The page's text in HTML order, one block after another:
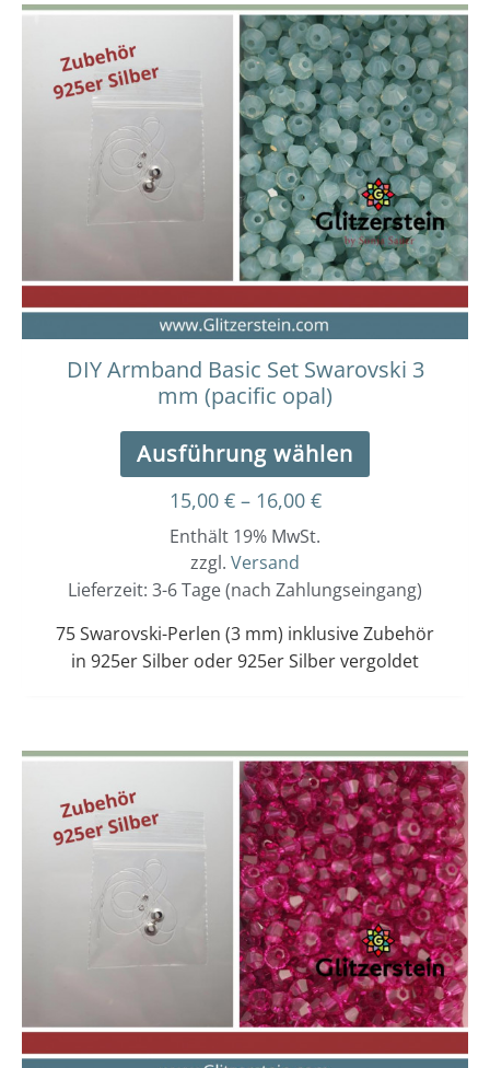
DIY Armband Basic Set Swarovski 3
mm (pacific opal)
Ausführung wählen
Dieses
Produkt
weist
mehrere
Varianten
auf.
Die
Optionen
können
auf
der
werden
15,00 € – 16,00 €
Preisspanne:
15,00 €
bis
16,00 €
Enthält 19% MwSt.
zzgl. Versand
Lieferzeit: 3-6 Tage (nach Zahlungseingang)
75 Swarovski-Perlen (3 mm) inklusive Zubehör
in 925er Silber oder 925er Silber vergoldet
Dieses
Produkt
weist
mehrere
Varianten
auf.
Die
Optionen
können
auf
der
Preisspanne:
15,00 €
bis
16,00 €